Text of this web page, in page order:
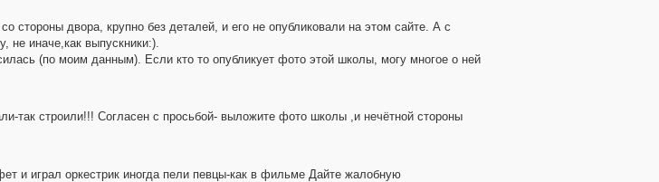
двора, крупно без деталей, и его не опубликовали на этом сайте. А с
не иначе,как выпускники:).
(по моим данным). Если кто то опубликует фото этой школы, могу многое о ней
так строили!!! Согласен с просьбой- выложите фото школы ,и нечётной стороны
и играл оркестрик иногда пели певцы-как в фильме Дайте жалобную